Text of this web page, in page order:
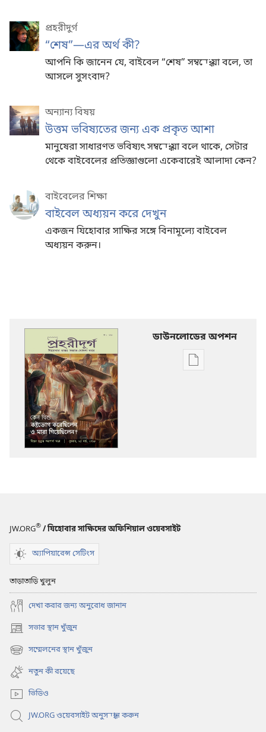
প্রহরীদুর্গ
“শেষ”—এর অর্থ কী?
আপনি কি জানেন যে, বাইবেল “শেষ” সম্বন্ধে যা বলে, তা
আসলে সুসংবাদ?
অন্যান্য বিষয়
উত্তম ভবিষ্যতের জন্য এক প্রকৃত আশা
মানুষেরা সাধারণত ভবিষ্যৎ সম্বন্ধে যা বলে থাকে, সেটার
থেকে বাইবেলের প্রতিজ্ঞাগুলো একেবারেই আলাদা কেন?
বাইবেলের শিক্ষা
বাইবেল অধ্যয়ন করে দেখুন
একজন যিহোবার সাক্ষির সঙ্গে বিনামূল্যে বাইবেল
অধ্যয়ন করুন।
ডাউনলোডের অপশন
ডিজিটাল
JW.ORG® / যিহোবার সাক্ষিদের অফিশিয়াল ওয়েবসাইট
অ্যাপিয়ারেন্স সেটিংস
তাড়াতাড়ি খুলুন
দেখা করার জন্য অনুরোধ জানান
সভার স্থান খুঁজুন
(opens
new
window)
সম্মেলনের স্থান খুঁজুন
(opens
new
window)
নতুন কী রয়েছে
ভিডিও
JW.ORG ওয়েবসাইট অনুসন্ধান করুন